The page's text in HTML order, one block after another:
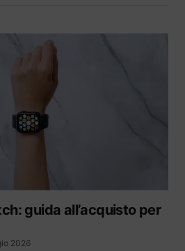
guida all’acquisto per
2026